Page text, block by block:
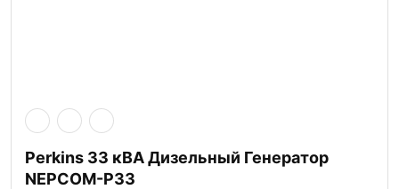
Perkins 33 кВА Дизельный Генератор
NEPCOM-P33